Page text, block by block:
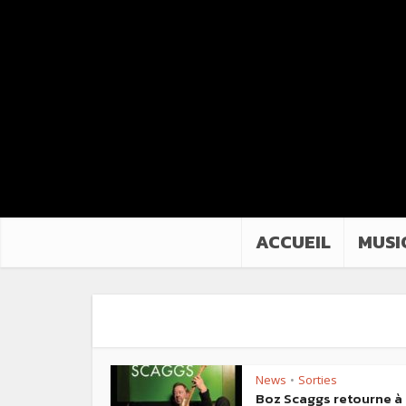
ACCUEIL
News • Sorties
Boz Scaggs retourne à